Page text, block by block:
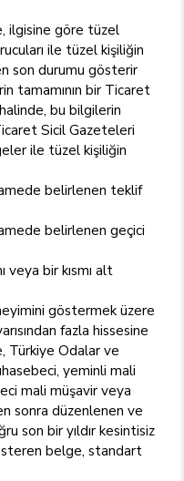
ilgisine göre tüzel
ile tüzel kişiliğin
son durumu gösterir
tamamının bir Ticaret
bu bilgilerin
Sicil Gazeteleri
ile tüzel kişiliğin
belirlenen teklif
belirlenen geçici
veya bir kısmı alt
göstermek üzere
fazla hissesine
Türkiye Odalar ve
yeminli mali
mali müşavir veya
sonra düzenlenen ve
son bir yıldır kesintisiz
belge, standart